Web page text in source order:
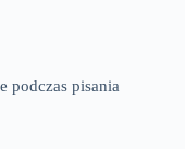
podczas pisania